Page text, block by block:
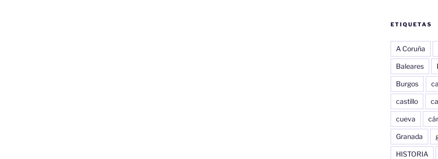
ETIQUETAS
A Coruña
Baleares
Burgos
castillo
cueva
Granada
HISTORIA